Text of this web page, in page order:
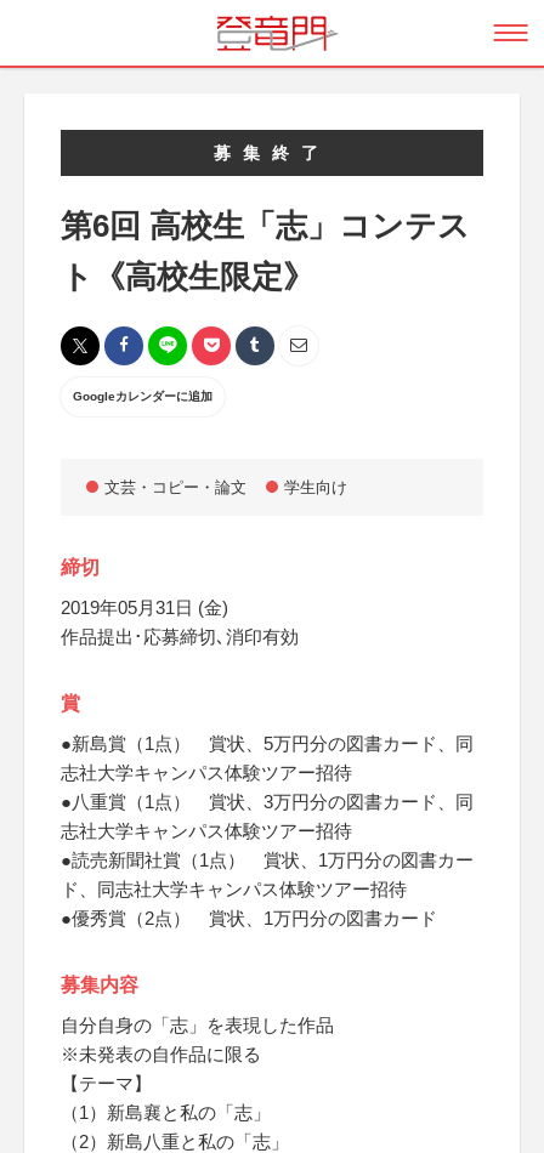
募集終了
第6回 高校生「志」コンテス
ト《高校生限定》
Googleカレンダーに追加
文芸・コピー・論文 学生向け
締切
2019年05月31日 (金)
作品提出･応募締切､消印有効
賞
●新島賞（1点） 賞状、5万円分の図書カード、同
志社大学キャンパス体験ツアー招待
●八重賞（1点） 賞状、3万円分の図書カード、同
志社大学キャンパス体験ツアー招待
●読売新聞社賞（1点） 賞状、1万円分の図書カー
ド、同志社大学キャンパス体験ツアー招待
●優秀賞（2点） 賞状、1万円分の図書カード
募集内容
自分自身の「志」を表現した作品
※未発表の自作品に限る
【テーマ】
（1）新島襄と私の「志」
（2）新島八重と私の「志」